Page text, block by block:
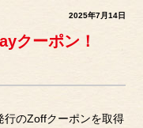
2025年7月14日
クーポン！
行のZoffクーポンを取得